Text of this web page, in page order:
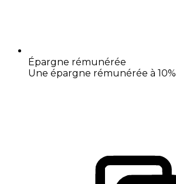
Épargne rémunérée
Une épargne rémunérée à 10%